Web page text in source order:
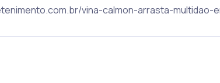
vina-calmon-arrasta-